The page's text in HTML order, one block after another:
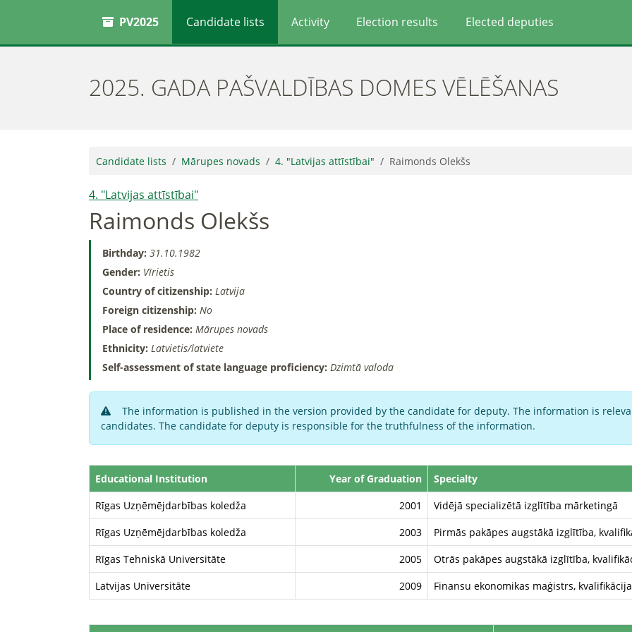
PV2025 Candidate lists Activity Election results Elected deputies
2025. GADA PAŠVALDĪBAS DOMES VĒLĒŠANAS
Candidate lists Mārupes novads 4. "Latvijas attīstībai" Raimonds Olekšs
4. "Latvijas attīstībai"
Raimonds Olekšs
Birthday: 31.10.1982
Gender: Vīrietis
Country of citizenship: Latvija
Foreign citizenship: No
Place of residence: Mārupes novads
Ethnicity: Latvietis/latviete
Self-assessment of state language proficiency: Dzimtā valoda
The information is published in the version provided by the candidate for deputy. The information is
candidates. The candidate for deputy is responsible for the truthfulness of the information.
Educational Institution Year of Graduation
Specialty
Rīgas Uzņēmējdarbības koledža
2001
Vidējā specializētā izglītība mārketingā
Rīgas Uzņēmējdarbības koledža
2003
Pirmās pakāpes augstākā izglītība,
Rīgas Tehniskā Universitāte
2005
Otrās pakāpes augstākā izglītība,
Latvijas Universitāte
2009 Finansu ekonomikas maģistrs,